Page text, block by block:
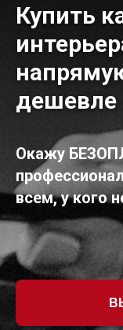
Купить
дешевле
Окажу
всем, у кого